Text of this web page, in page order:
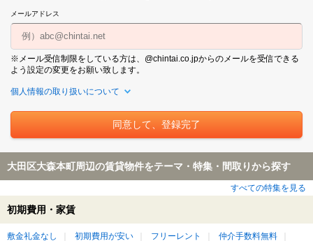
メールアドレス
※メール受信制限をしている方は、@chintai.co.jpからのメールを受信できる
よう設定の変更をお願い致します。
個人情報の取り扱いについて
大田区大森本町周辺の賃貸物件をテーマ・特集・間取りから探す
すべての特集を見る
初期費用・家賃
敷金礼金なし 初期費用が安い フリーレント
仲介手数料無料